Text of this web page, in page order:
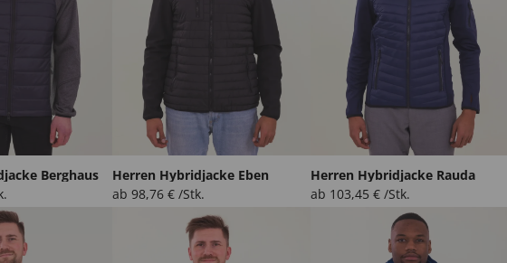
Berghaus
Herren Hybridjacke Eben
ab98,76€ /Stk.
Herren Hybridjacke Rauda
ab 103,45 € /Stk.